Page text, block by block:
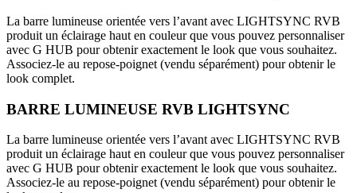
La barre lumineuse orientée vers l’avant avec LIGHTSYNC RVB
produit un éclairage haut en couleur que vous pouvez personnaliser
avec G HUB pour obtenir exactement le look que vous souhaitez.
Associez-le au repose-poignet (vendu séparément) pour obtenir le
look complet.
BARRE LUMINEUSE RVB LIGHTSYNC
La barre lumineuse orientée vers l’avant avec LIGHTSYNC RVB
produit un éclairage haut en couleur que vous pouvez personnaliser
avec G HUB pour obtenir exactement le look que vous souhaitez.
Associez-le au repose-poignet (vendu séparément) pour obtenir le